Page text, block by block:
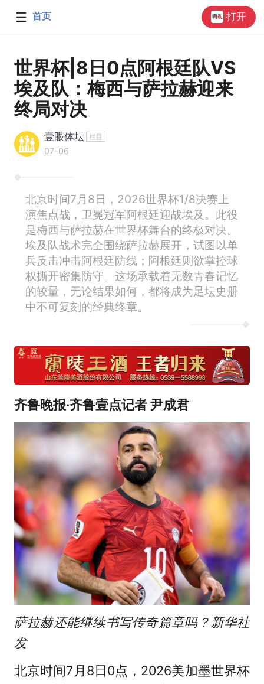
首页 打开
世界杯|8日0点阿根廷队VS
埃及队：梅西与萨拉赫迎来
终局对决
壹眼体坛
07-06
北京时间7月8日，2026世界杯1/8决赛上
演焦点战，卫冕冠军阿根廷迎战埃及。此役
是梅西与萨拉赫在世界杯舞台的终极对决。
埃及队战术完全围绕萨拉赫展开，试图以单
兵反击冲击阿根廷防线；阿根廷则欲掌控球
权撕开密集防守。这场承载着无数青春记忆
的较量，无论结果如何，都将成为足坛史册
中不可复刻的经典终章。
齐鲁晚报·齐鲁壹点记者 尹成君
萨拉赫还能继续书写传奇篇章吗？新华社
发
北京时间7月8日0点，2026美加墨世界杯